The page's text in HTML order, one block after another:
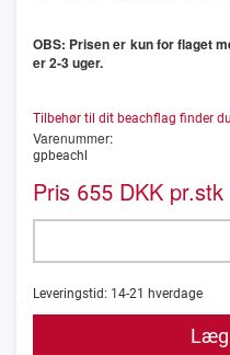
OBS: Prisen er kun for flaget
er 2-3 uger.
Tilbehør til dit beachflag finder
Varenummer:
gpbeachl
Pris 655 DKK pr.stk
Leveringstid: 14-21 hverdage
Læg